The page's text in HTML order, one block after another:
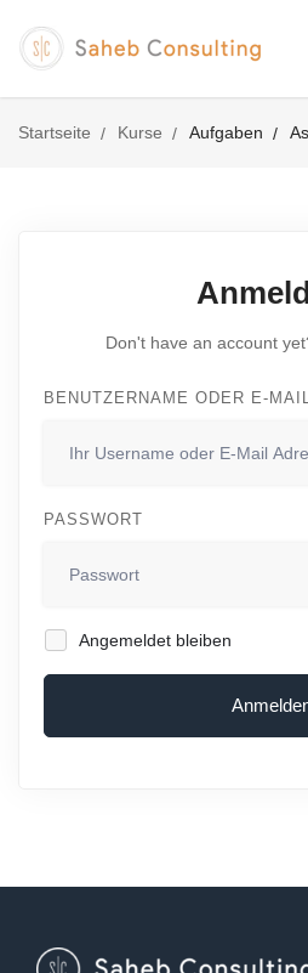
Startseite Kurse Aufgaben
Don't have an account
BENUTZERNAME ODER E-
PASSWORT
Angemeldet bleiben